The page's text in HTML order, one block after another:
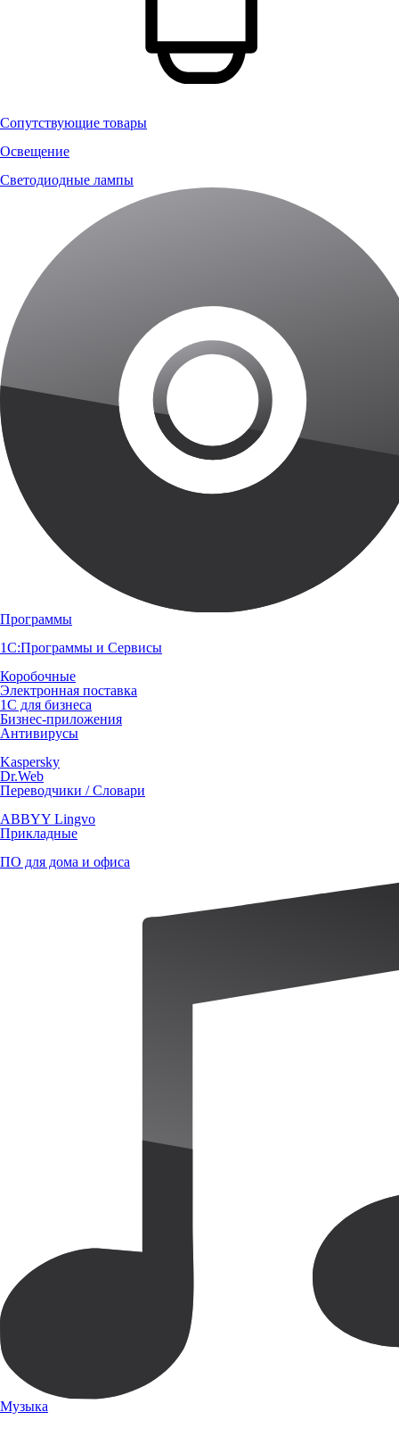
Сопутствующие товары
Освещение
Светодиодные лампы
Программы
1С:Программы и Сервисы
Коробочные
Электронная поставка
1С для бизнеса
Бизнес-приложения
Антивирусы
Kaspersky
Dr.Web
Переводчики / Словари
ABBYY Lingvo
Прикладные
ПО для дома и офиса
Музыка